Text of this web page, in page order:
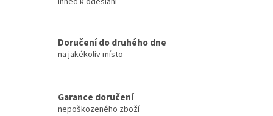
Doručení do druhého dne
na jakékoliv místo
Garance doručení
nepoškozeného zboží